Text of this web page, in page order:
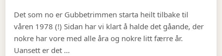
Det som no er Gubbetrimmen starta heilt tilbake til
våren 1978 (!) Sidan har vi klart å halde det gåande, der
nokre har vore med alle åra og nokre litt færre år.
Uansett er det …